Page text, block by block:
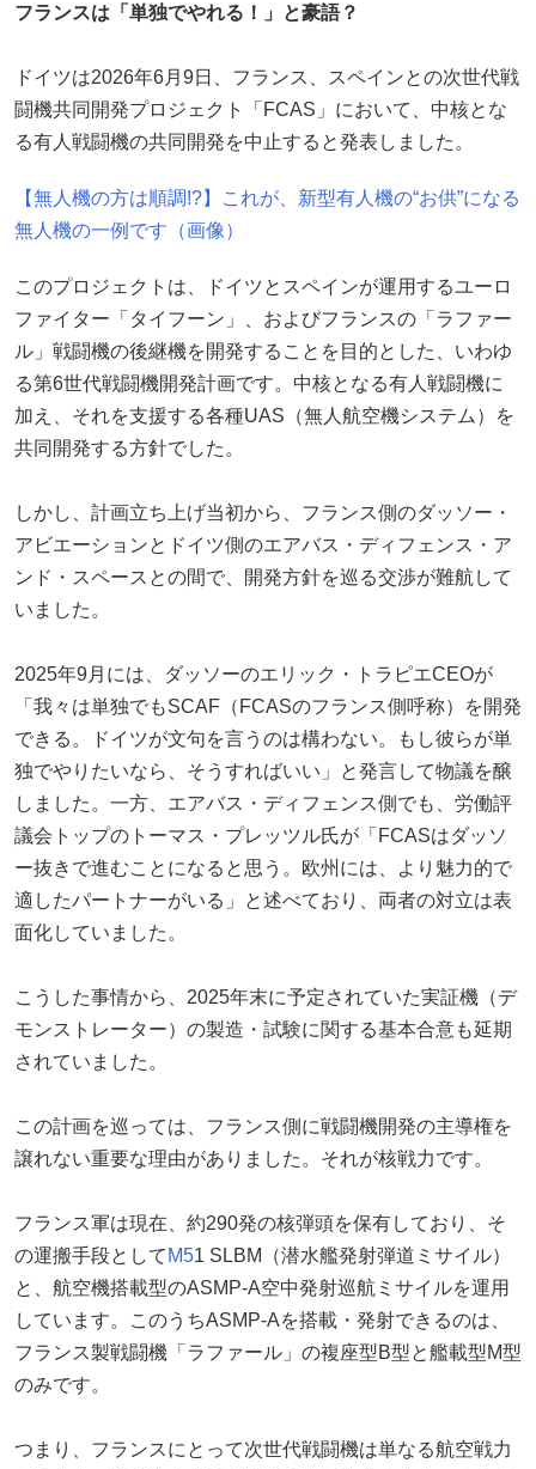
フランスは「単独でやれる！」と豪語？
ドイツは2026年6月9日、フランス、スペインとの次世代戦
闘機共同開発プロジェクト「FCAS」において、中核とな
る有人戦闘機の共同開発を中止すると発表しました。
【無人機の方は順調!?】これが、新型有人機の“お供”になる
無人機の一例です（画像）
このプロジェクトは、ドイツとスペインが運用するユーロ
ファイター「タイフーン」、およびフランスの「ラファー
ル」戦闘機の後継機を開発することを目的とした、いわゆ
る第6世代戦闘機開発計画です。中核となる有人戦闘機に
加え、それを支援する各種UAS（無人航空機システム）を
共同開発する方針でした。
しかし、計画立ち上げ当初から、フランス側のダッソー・
アビエーションとドイツ側のエアバス・ディフェンス・ア
ンド・スペースとの間で、開発方針を巡る交渉が難航して
いました。
2025年9月には、ダッソーのエリック・トラピエCEOが
「我々は単独でもSCAF（FCASのフランス側呼称）を開発
できる。ドイツが文句を言うのは構わない。もし彼らが単
独でやりたいなら、そうすればいい」と発言して物議を醸
しました。一方、エアバス・ディフェンス側でも、労働評
議会トップのトーマス・プレッツル氏が「FCASはダッソ
ー抜きで進むことになると思う。欧州には、より魅力的で
適したパートナーがいる」と述べており、両者の対立は表
面化していました。
こうした事情から、2025年末に予定されていた実証機（デ
モンストレーター）の製造・試験に関する基本合意も延期
されていました。
この計画を巡っては、フランス側に戦闘機開発の主導権を
譲れない重要な理由がありました。それが核戦力です。
フランス軍は現在、約290発の核弾頭を保有しており、そ
の運搬手段として M51 SLBM（潜水艦発射弾道ミサイル）
と、航空機搭載型のASMP-A空中発射巡航ミサイルを運用
しています。このうちASMP-Aを搭載・発射できるのは、
フランス製戦闘機「ラファール」の複座型B型と艦載型M型
のみです。
つまり、フランスにとって次世代戦闘機は単なる航空戦力